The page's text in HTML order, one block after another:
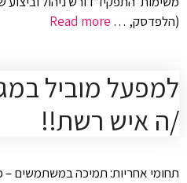
(הלפדסק, … Read more
למפעל מוביל
/ה איש רשת!!
תחומי אחריות: תמיכה במשתמשים